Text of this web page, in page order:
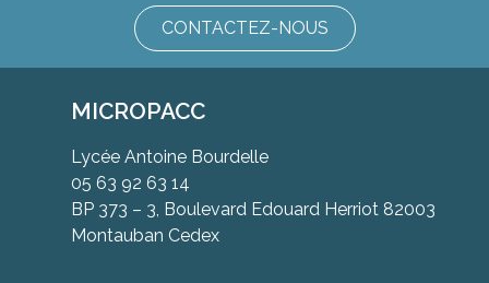
CONTACTEZ-NOUS
MICROPACC
Lycée Antoine Bourdelle
05 63 92 63 14
BP 373 – 3, Boulevard Edouard Herriot 82003
Montauban Cedex